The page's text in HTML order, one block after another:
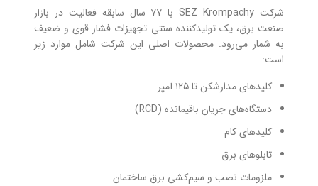
شرکت SEZ Krompachy با ۷۷ سال سابقه فعالیت در بازار
صنعت برق، یک تولیدکننده سنتی تجهیزات فشار قوی و ضعیف
به شمار می‌رود. محصولات اصلی این شرکت شامل موارد زیر
است:
کلیدهای مدارشکن تا ۱۲۵ آمپر
دستگاه‌های جریان باقیمانده (RCD)
کلیدهای کام
تابلوهای برق
ملزومات نصب و سیم‌کشی برق ساختمان